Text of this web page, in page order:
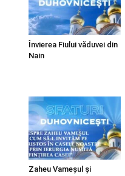
Învierea Fiului văduvei din
Nain
Zaheu Vameșul și